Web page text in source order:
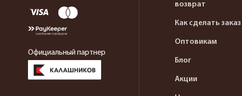
Официальный партнер
возврат
Как сделать заказ
Оптовикам
Блог
Акции